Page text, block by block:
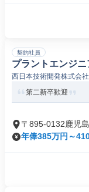
契約社員
プラントエンジニ
西日本技術開発株式会
第二新卒歓迎
〒895-0132鹿児
年俸385万円～